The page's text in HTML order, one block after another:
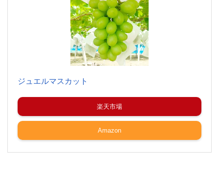
ジュエルマスカット
楽天市場
Amazon